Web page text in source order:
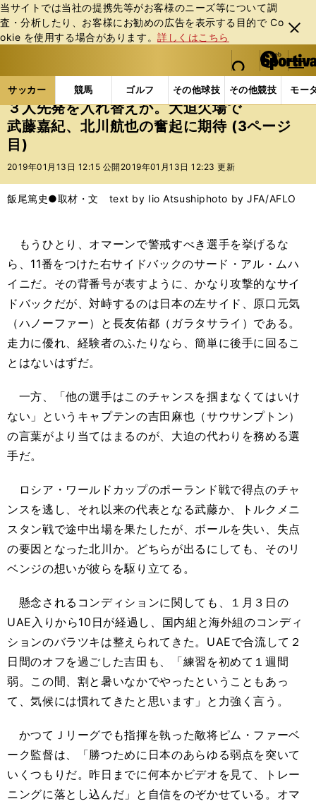
当サイトでは当社の提携先等がお客様のニーズ等について調
査・分析したり、お客様にお勧めの広告を表⽰する⽬的で Co
okie を使⽤する場合があります。詳しくはこちら
閉じ
る
web Sportiva (webスポルティーバ)
検索
マイペ
ー
ジ
メニュ
サッカー 競馬 ゴルフ その他球技 その他競技 モー
ス
ポ
ル
テ
ー
バ
サッカーの記事一覧 サッカー代表 日本代表 ３
３人先発を入れ替えか。大迫欠場で
武藤嘉紀、北川航也の奮起に期待 (3ページ
目)
2019年01月13日 12:15 公開 2019年01月13日 12:23 更新
飯尾篤史●取材・文 text by Iio Atsushiphoto by JFA/AFLO
もうひとり、オマーンで警戒すべき選手を挙げるな
ら、11番をつけた右サイドバックのサード・アル・ムハ
イニだ。その背番号が表すように、かなり攻撃的なサイ
ドバックだが、対峙するのは日本の左サイド、原口元気
（ハノーファー）と長友佑都（ガラタサライ）である。
走力に優れ、経験者のふたりなら、簡単に後手に回るこ
とはないはずだ。
一方、「他の選手はこのチャンスを掴まなくてはいけ
ない」というキャプテンの吉田麻也（サウサンプトン）
の言葉がより当てはまるのが、大迫の代わりを務める選
手だ。
ロシア・ワールドカップのポーランド戦で得点のチャ
ンスを逃し、それ以来の代表となる武藤か、トルクメニ
スタン戦で途中出場を果たしたが、ボールを失い、失点
の要因となった北川か。どちらが出るにしても、そのリ
ベンジの想いが彼らを駆り立てる。
懸念されるコンディションに関しても、１月３日の
UAE入りから10日が経過し、国内組と海外組のコンディ
ションのバラツキは整えられてきた。UAEで合流して２
日間のオフを過ごした吉田も、「練習を初めて１週間
弱。この間、割と暑いなかでやったということもあっ
て、気候には慣れてきたと思います」と力強く言う。
かつてＪリーグでも指揮を執った敵将ピム・ファーベ
ーク監督は、「勝つために日本のあらゆる弱点を突いて
いくつもりだ。昨日までに何本かビデオを見て、トレー
ニングに落とし込んだ」と自信をのぞかせている。オマ